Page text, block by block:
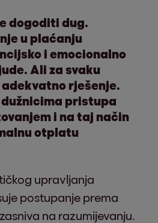
dogoditi dug.
u plaćanju
i emocionalno
Ali za svaku
rješenje.
dužnicima pristupa
i na taj način
otplatu
upravljanja
postupanje prema
na razumijevanju.